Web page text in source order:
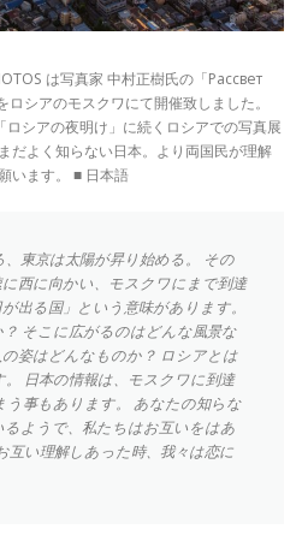
は写真家 中村正樹氏の「Рассвет
シアのモスクワにて開催致しました。
シアの夜明け」に続くロシアでの写真展
だよく知らない日本。より両国民が理解
います。 ■ 日本語
東京は太陽が昇り始める。 その
西に向かい、モスクワにまで到達
出る国」という意味があります。
そこに広がるのはどんな風景な
姿はどんなものか？ ロシアとは
日本の情報は、モスクワに到達
事もあります。 あなたの知らな
るようで、私たちはお互いをはあ
互い理解しあった時、我々は恋に